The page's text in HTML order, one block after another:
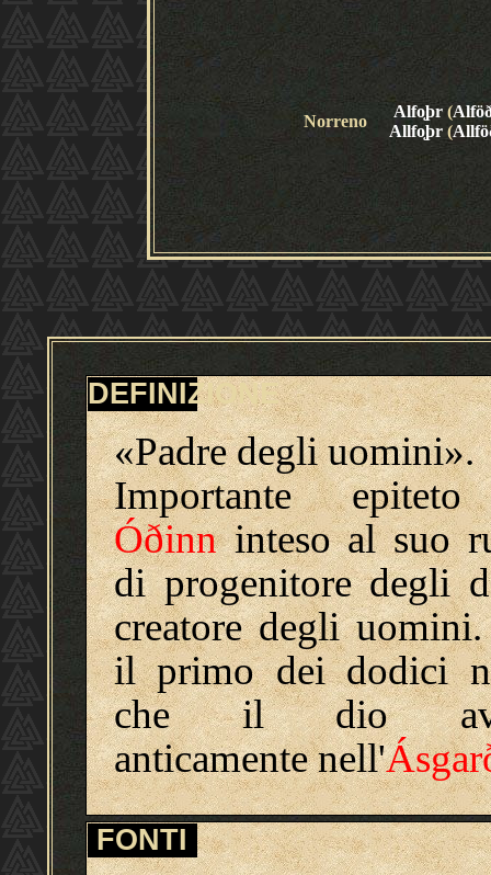
Norreno
Alfoþr(
Allfoþr(
DEFINIZIONE
«Padre degli uomini».
Importante
Óðinninteso al suo
di progenitore degli
creatore degli
il primo dei dodici
che il dio
anticamente nell'
FONTI